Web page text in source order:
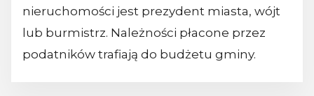
nieruchomości jest prezydent miasta, wójt
lub burmistrz. Należności płacone przez
podatników trafiają do budżetu gminy.